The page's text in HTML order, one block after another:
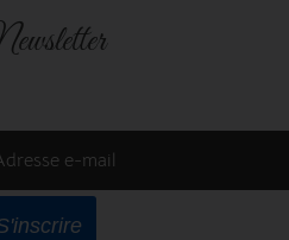
e-mail